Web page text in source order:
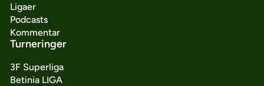
Ligaer
Podcasts
Kommentar
Turneringer
3F Superliga
Betinia LIGA